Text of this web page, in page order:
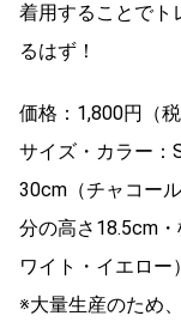
着用することでト
るはず！
価格：1,800円（税
サイズ・カラー：
30cm（チャコー
分の高さ18.5cm
ワイト・イエロー）
※大量生産のため